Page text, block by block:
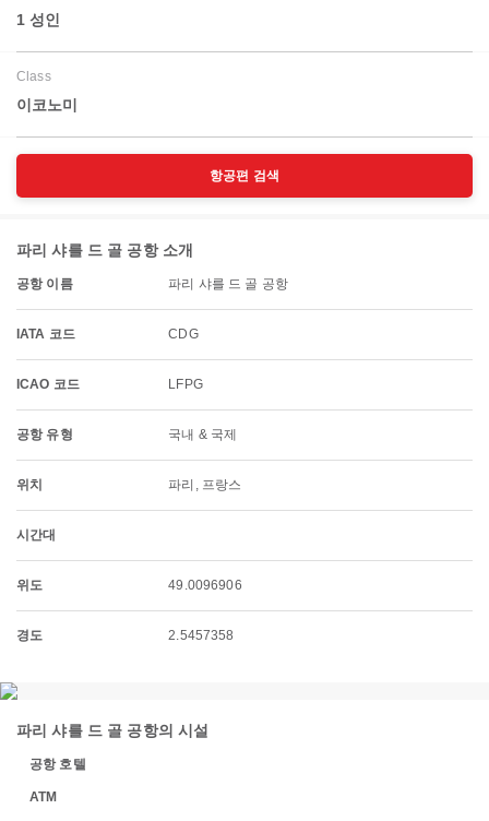
1 성인
Class
이코노미
항공편 검색
파리 샤를 드 골 공항 소개
공항 이름 파리 샤를 드 골 공항
IATA 코드 CDG
ICAO 코드 LFPG
공항 유형 국내 & 국제
위치 파리, 프랑스
시간대
위도 49.0096906
경도 2.5457358
파리 샤를 드 골 공항의 시설
공항 호텔
ATM